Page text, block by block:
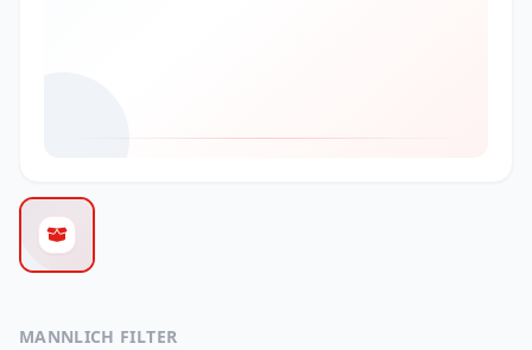
MANNLICH FILTER